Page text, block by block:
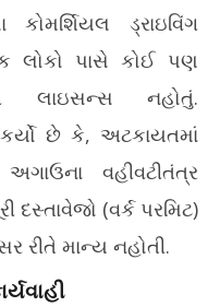
કોમર્શિયલ ડ્રાઇવિંગ
લોકો પાસે કોઈ પણ
લાઇસન્સ નહોતું.
છે કે, અટકાયતમાં
વહીવટીતંત્ર
દસ્તાવેજો (વર્ક પરમિટ)
રીતે માન્ય નહોતી.